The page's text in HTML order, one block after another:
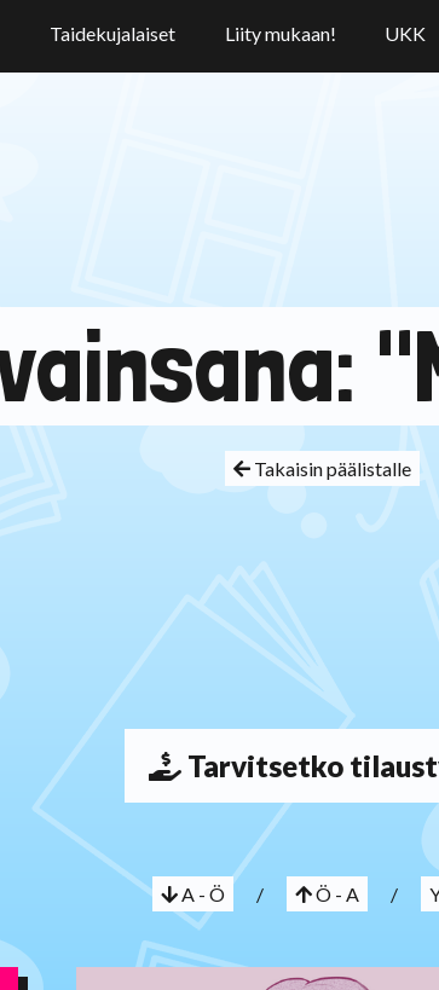
Taidekujalaiset Liity mukaan! UKK
Takaisin päälistalle
Tarvitsetko
A - Ö / Ö - A /